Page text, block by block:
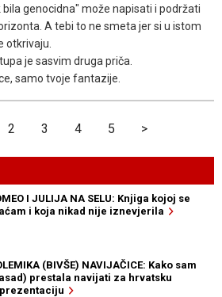
genocidna" može napisati i podržati
A tebi to ne smeta jer si u istom
otkrivaju.
je sasvim druga priča.
samo tvoje fantazije.
2 3 4 5 >
I JULIJA NA SELU: Knjiga kojoj se
i koja nikad nije iznevjerila
(BIVŠE) NAVIJAČICE: Kako sam
prestala navijati za hrvatsku